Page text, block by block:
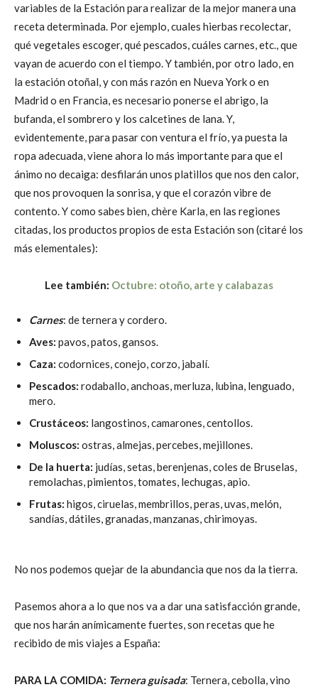
variables de la Estación para realizar de la mejor manera una
receta determinada. Por ejemplo, cuales hierbas recolectar,
qué vegetales escoger, qué pescados, cuáles carnes, etc., que
vayan de acuerdo con el tiempo. Y también, por otro lado, en
la estación otoñal, y con más razón en Nueva York o en
Madrid o en Francia, es necesario ponerse el abrigo, la
bufanda, el sombrero y los calcetines de lana. Y,
evidentemente, para pasar con ventura el frío, ya puesta la
ropa adecuada, viene ahora lo más importante para que el
ánimo no decaiga: desfilarán unos platillos que nos den calor,
que nos provoquen la sonrisa, y que el corazón vibre de
contento. Y como sabes bien, chère Karla, en las regiones
citadas, los productos propios de esta Estación son (citaré los
más elementales):
Lee también: Octubre: otoño, arte y calabazas
Carnes: de ternera y cordero.
Aves: pavos, patos, gansos.
Caza: codornices, conejo, corzo, jabalí.
Pescados: rodaballo, anchoas, merluza, lubina, lenguado,
mero.
Crustáceos: langostinos, camarones, centollos.
Moluscos: ostras, almejas, percebes, mejillones.
De la huerta: judías, setas, berenjenas, coles de Bruselas,
remolachas, pimientos, tomates, lechugas, apio.
Frutas: higos, ciruelas, membrillos, peras, uvas, melón,
sandías, dátiles, granadas, manzanas, chirimoyas.
No nos podemos quejar de la abundancia que nos da la tierra.
Pasemos ahora a lo que nos va a dar una satisfacción grande,
que nos harán anímicamente fuertes, son recetas que he
recibido de mis viajes a España:
PARA LA COMIDA: Ternera guisada: Ternera, cebolla, vino